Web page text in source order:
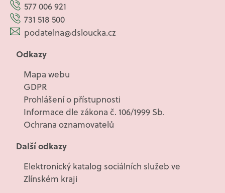
577 006 921
731 518 500
podatelna@dsloucka.cz
Odkazy
Mapa webu
GDPR
Prohlášení o přístupnosti
Informace dle zákona č. 106/1999 Sb.
Ochrana oznamovatelů
Další odkazy
Elektronický katalog sociálních služeb ve
Zlínském kraji